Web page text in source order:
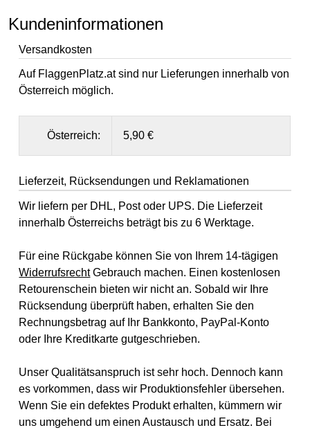
Kundeninformationen
Versandkosten
Auf FlaggenPlatz.at sind nur Lieferungen innerhalb von
Österreich möglich.
Österreich: 5,90 €
Lieferzeit, Rücksendungen und Reklamationen
Wir liefern per DHL, Post oder UPS. Die Lieferzeit
innerhalb Österreichs beträgt bis zu 6 Werktage.
Für eine Rückgabe können Sie von Ihrem 14-tägigen
WiderrufsrechtGebrauch machen. Einen kostenlosen
Retourenschein bieten wir nicht an. Sobald wir Ihre
Rücksendung überprüft haben, erhalten Sie den
Rechnungsbetrag auf Ihr Bankkonto, PayPal-Konto
oder Ihre Kreditkarte gutgeschrieben.
Unser Qualitätsanspruch ist sehr hoch. Dennoch kann
es vorkommen, dass wir Produktionsfehler übersehen.
Wenn Sie ein defektes Produkt erhalten, kümmern wir
uns umgehend um einen Austausch und Ersatz. Bei